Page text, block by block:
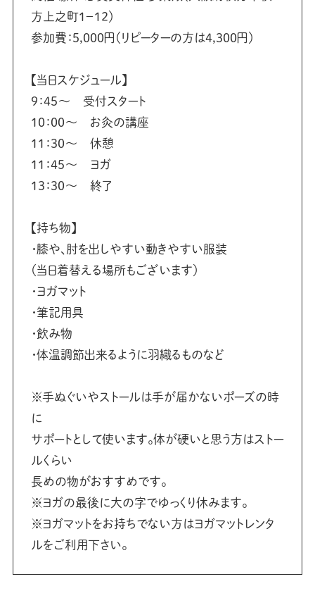
方上之町1−12）
参加費：5,000円（リピーターの方は4,300円）
【当日スケジュール】
9：45～ 受付スタート⁡⁡
10：00～ お灸の講座⁡⁡
11：30～ 休憩⁡⁡
11：45～ ヨガ⁡⁡
13：30～ 終了⁡⁡
【持ち物】
・膝や、肘を出しやすい動きやすい服装⁡⁡
（当日着替える場所もございます）⁡⁡
・ヨガマット⁡⁡
・筆記用具⁡⁡
・飲み物⁡⁡
・体温調節出来るように羽織るものなど⁡⁡
※手ぬぐいやストールは手が届かないポーズの時
に⁡⁡
サポートとして使います。⁡⁡体が硬いと思う方はストー
ルくらい⁡⁡
長めの物がおすすめです。⁡⁡
⁡⁡※ヨガの最後に大の字でゆっくり休みます。⁡⁡
※ヨガマットをお持ちでない方はヨガマット⁡⁡レンタ
ルをご利用下さい。⁡⁡